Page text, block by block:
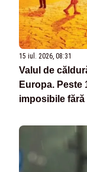
15 iul. 2026, 08:31
Valul de
Europa. Peste
imposibile